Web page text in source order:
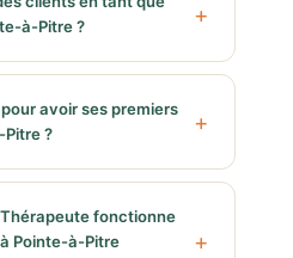
à-Pitre ?
avoir ses premiers
?
fonctionne
Pointe-à-Pitre